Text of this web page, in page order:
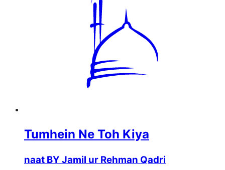
Tumhein Ne Toh Kiya
naat BY Jamil ur Rehman Qadri